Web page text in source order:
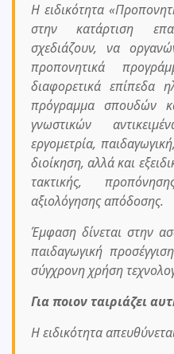
Η ειδικότητα
στην κατάρτιση
σχεδιάζουν, να
προπονητικά
διαφορετικά επίπεδα
πρόγραμμα σπουδών
γνωστικών
εργομετρία,
διοίκηση, αλλά και
τακτικής,
αξιολόγησης απόδοσης.
Έμφαση δίνεται στην
παιδαγωγική
σύγχρονη χρήση
Για ποιον ταιριάζει
Η ειδικότητα